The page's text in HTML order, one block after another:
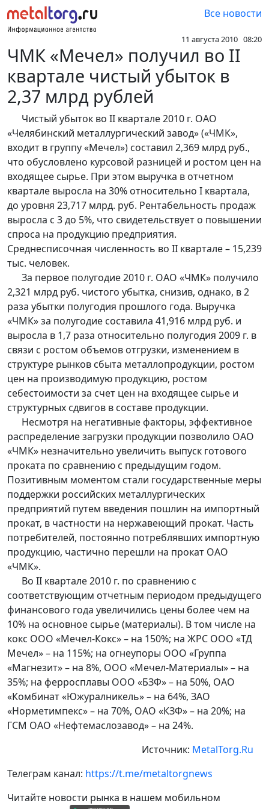
Все новости
11 августа 2010 08:20
ЧМК «Мечел» получил во II
квартале чистый убыток в
2,37 млрд рублей
Чистый убыток во II квартале 2010 г. ОАО
«Челябинский металлургический завод» («ЧМК»,
входит в группу «Мечел») составил 2,369 млрд руб.,
что обусловлено курсовой разницей и ростом цен на
входящее сырье. При этом выручка в отчетном
квартале выросла на 30% относительно I квартала,
до уровня 23,717 млрд. руб. Рентабельность продаж
выросла с 3 до 5%, что свидетельствует о повышении
спроса на продукцию предприятия.
Среднесписочная численность во II квартале – 15,239
тыс. человек.
За первое полугодие 2010 г. ОАО «ЧМК» получило
2,321 млрд руб. чистого убытка, снизив, однако, в 2
раза убытки полугодия прошлого года. Выручка
«ЧМК» за полугодие составила 41,916 млрд руб. и
выросла в 1,7 раза относительно полугодия 2009 г. в
связи с ростом объемов отгрузки, изменением в
структуре рынков сбыта металлопродукции, ростом
цен на производимую продукцию, ростом
себестоимости за счет цен на входящее сырье и
структурных сдвигов в составе продукции.
Несмотря на негативные факторы, эффективное
распределение загрузки продукции позволило ОАО
«ЧМК» незначительно увеличить выпуск готового
проката по сравнению с предыдущим годом.
Позитивным моментом стали государственные меры
поддержки российских металлургических
предприятий путем введения пошлин на импортный
прокат, в частности на нержавеющий прокат. Часть
потребителей, постоянно потреблявших импортную
продукцию, частично перешли на прокат ОАО
«ЧМК».
Во II квартале 2010 г. по сравнению с
соответствующим отчетным периодом предыдущего
финансового года увеличились цены более чем на
10% на основное сырье (материалы). В том числе на
кокс ООО «Мечел-Кокс» – на 150%; на ЖРС ООО «ТД
Мечел» – на 115%; на огнеупоры ООО «Группа
«Магнезит» – на 8%, ООО «Мечел-Материалы» – на
35%; на ферросплавы ООО «БЗФ» – на 50%, ОАО
«Комбинат «Южуралникель» – на 64%, ЗАО
«Норметимпекс» – на 70%, ОАО «КЗФ» – на 20%; на
ГСМ ОАО «Нефтемаслозавод» – на 24%.
Источник: MetalTorg.Ru
Телеграм канал: https://t.me/metaltorgnews
Читайте новости рынка в нашем мобильном